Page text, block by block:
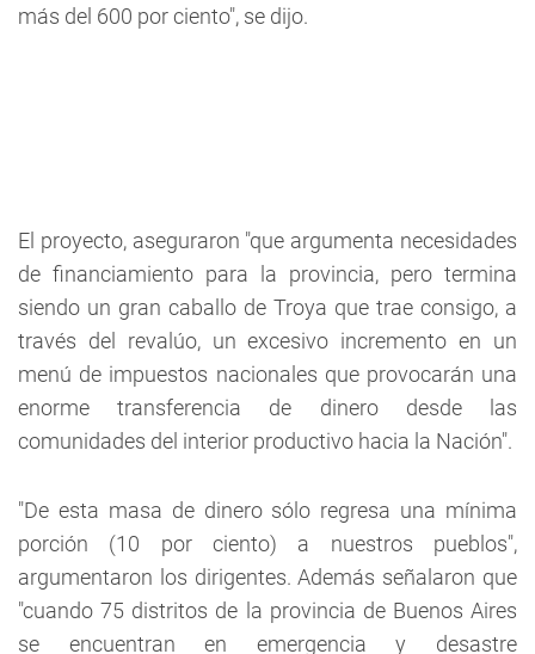
más del 600 por ciento", se dijo.
El proyecto, aseguraron "que argumenta necesidades
de financiamiento para la provincia, pero termina
siendo un gran caballo de Troya que trae consigo, a
través del revalúo, un excesivo incremento en un
menú de impuestos nacionales que provocarán una
enorme transferencia de dinero desde las
comunidades del interior productivo hacia la Nación".
"De esta masa de dinero sólo regresa una mínima
porción (10 por ciento) a nuestros pueblos",
argumentaron los dirigentes. Además señalaron que
"cuando 75 distritos de la provincia de Buenos Aires
se encuentran en emergencia y desastre